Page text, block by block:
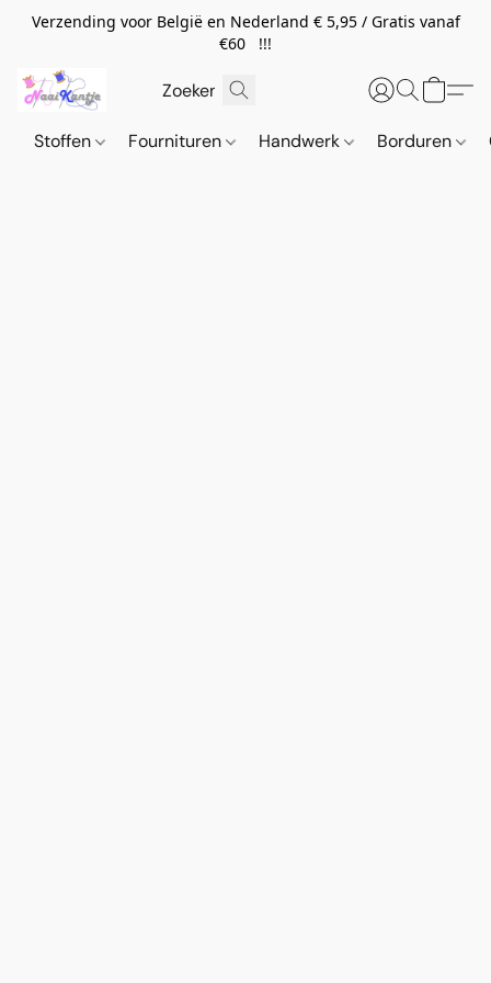
Verzending voor België en Nederland € 5,95 / Gratis vanaf
€60 !!!
Stoffen Fournituren Handwerk Borduren